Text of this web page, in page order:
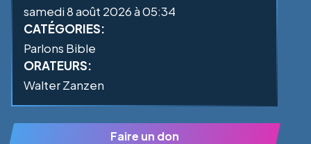
samedi 8 août 2026 à 05:34
CATÉGORIES:
Parlons Bible
ORATEURS:
Walter Zanzen
Faire un don